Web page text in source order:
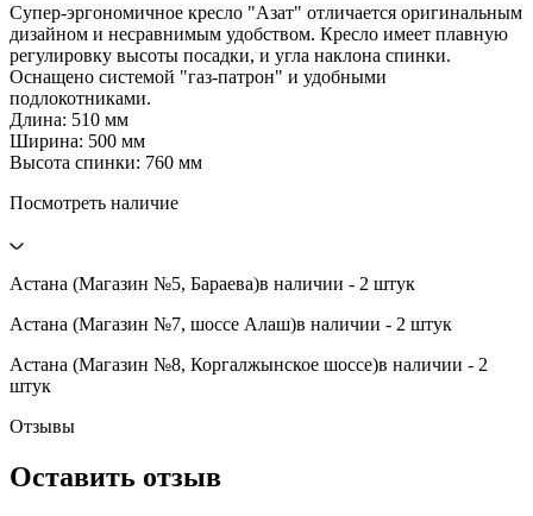
Супер-эргономичное кресло "Азат" отличается оригинальным
дизайном и несравнимым удобством. Кресло имеет плавную
регулировку высоты посадки, и угла наклона спинки.
Оснащено системой "газ-патрон" и удобными
подлокотниками.
Длина: 510 мм
Ширина: 500 мм
Высота спинки: 760 мм
Посмотреть наличие
Астана (Магазин №5, Бараева)в наличии - 2 штук
Астана (Магазин №7, шоссе Алаш)в наличии - 2 штук
Астана (Магазин №8, Коргалжынское шоссе)в наличии - 2
штук
Отзывы
Оставить отзыв